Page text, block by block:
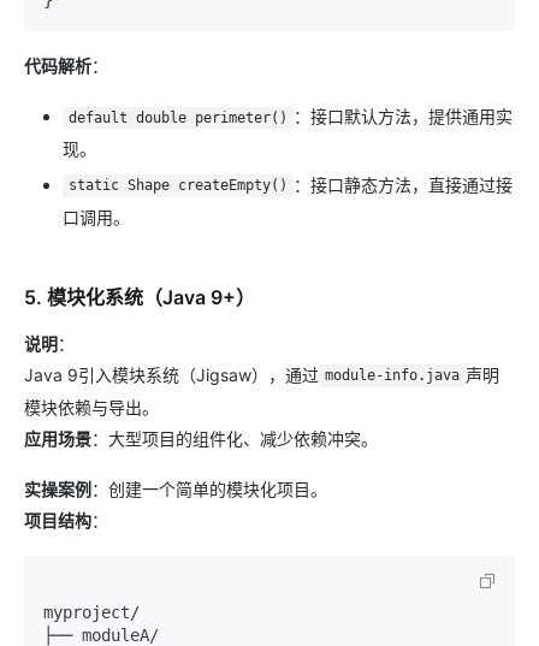
代码解析：
default double perimeter()
：接口默认方法，提供通用实
现。
static Shape createEmpty()
：接口静态方法，直接通过接
口调用。
5. 模块化系统（Java 9+）
说明：
Java 9引入模块系统（Jigsaw），通过 module-info.java 声明
模块依赖与导出。
应用场景：大型项目的组件化、减少依赖冲突。
实操案例 ：创建一个简单的模块化项目。
项目结构：
myproject/
├── moduleA/